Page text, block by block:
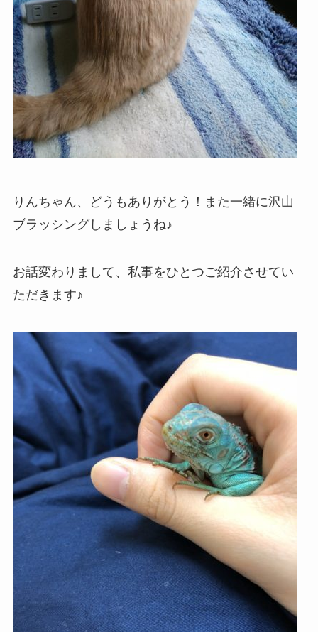
りんちゃん、どうもありがとう！また一緒に沢山
ブラッシングしましょうね♪
お話変わりまして、私事をひとつご紹介させてい
ただきます♪